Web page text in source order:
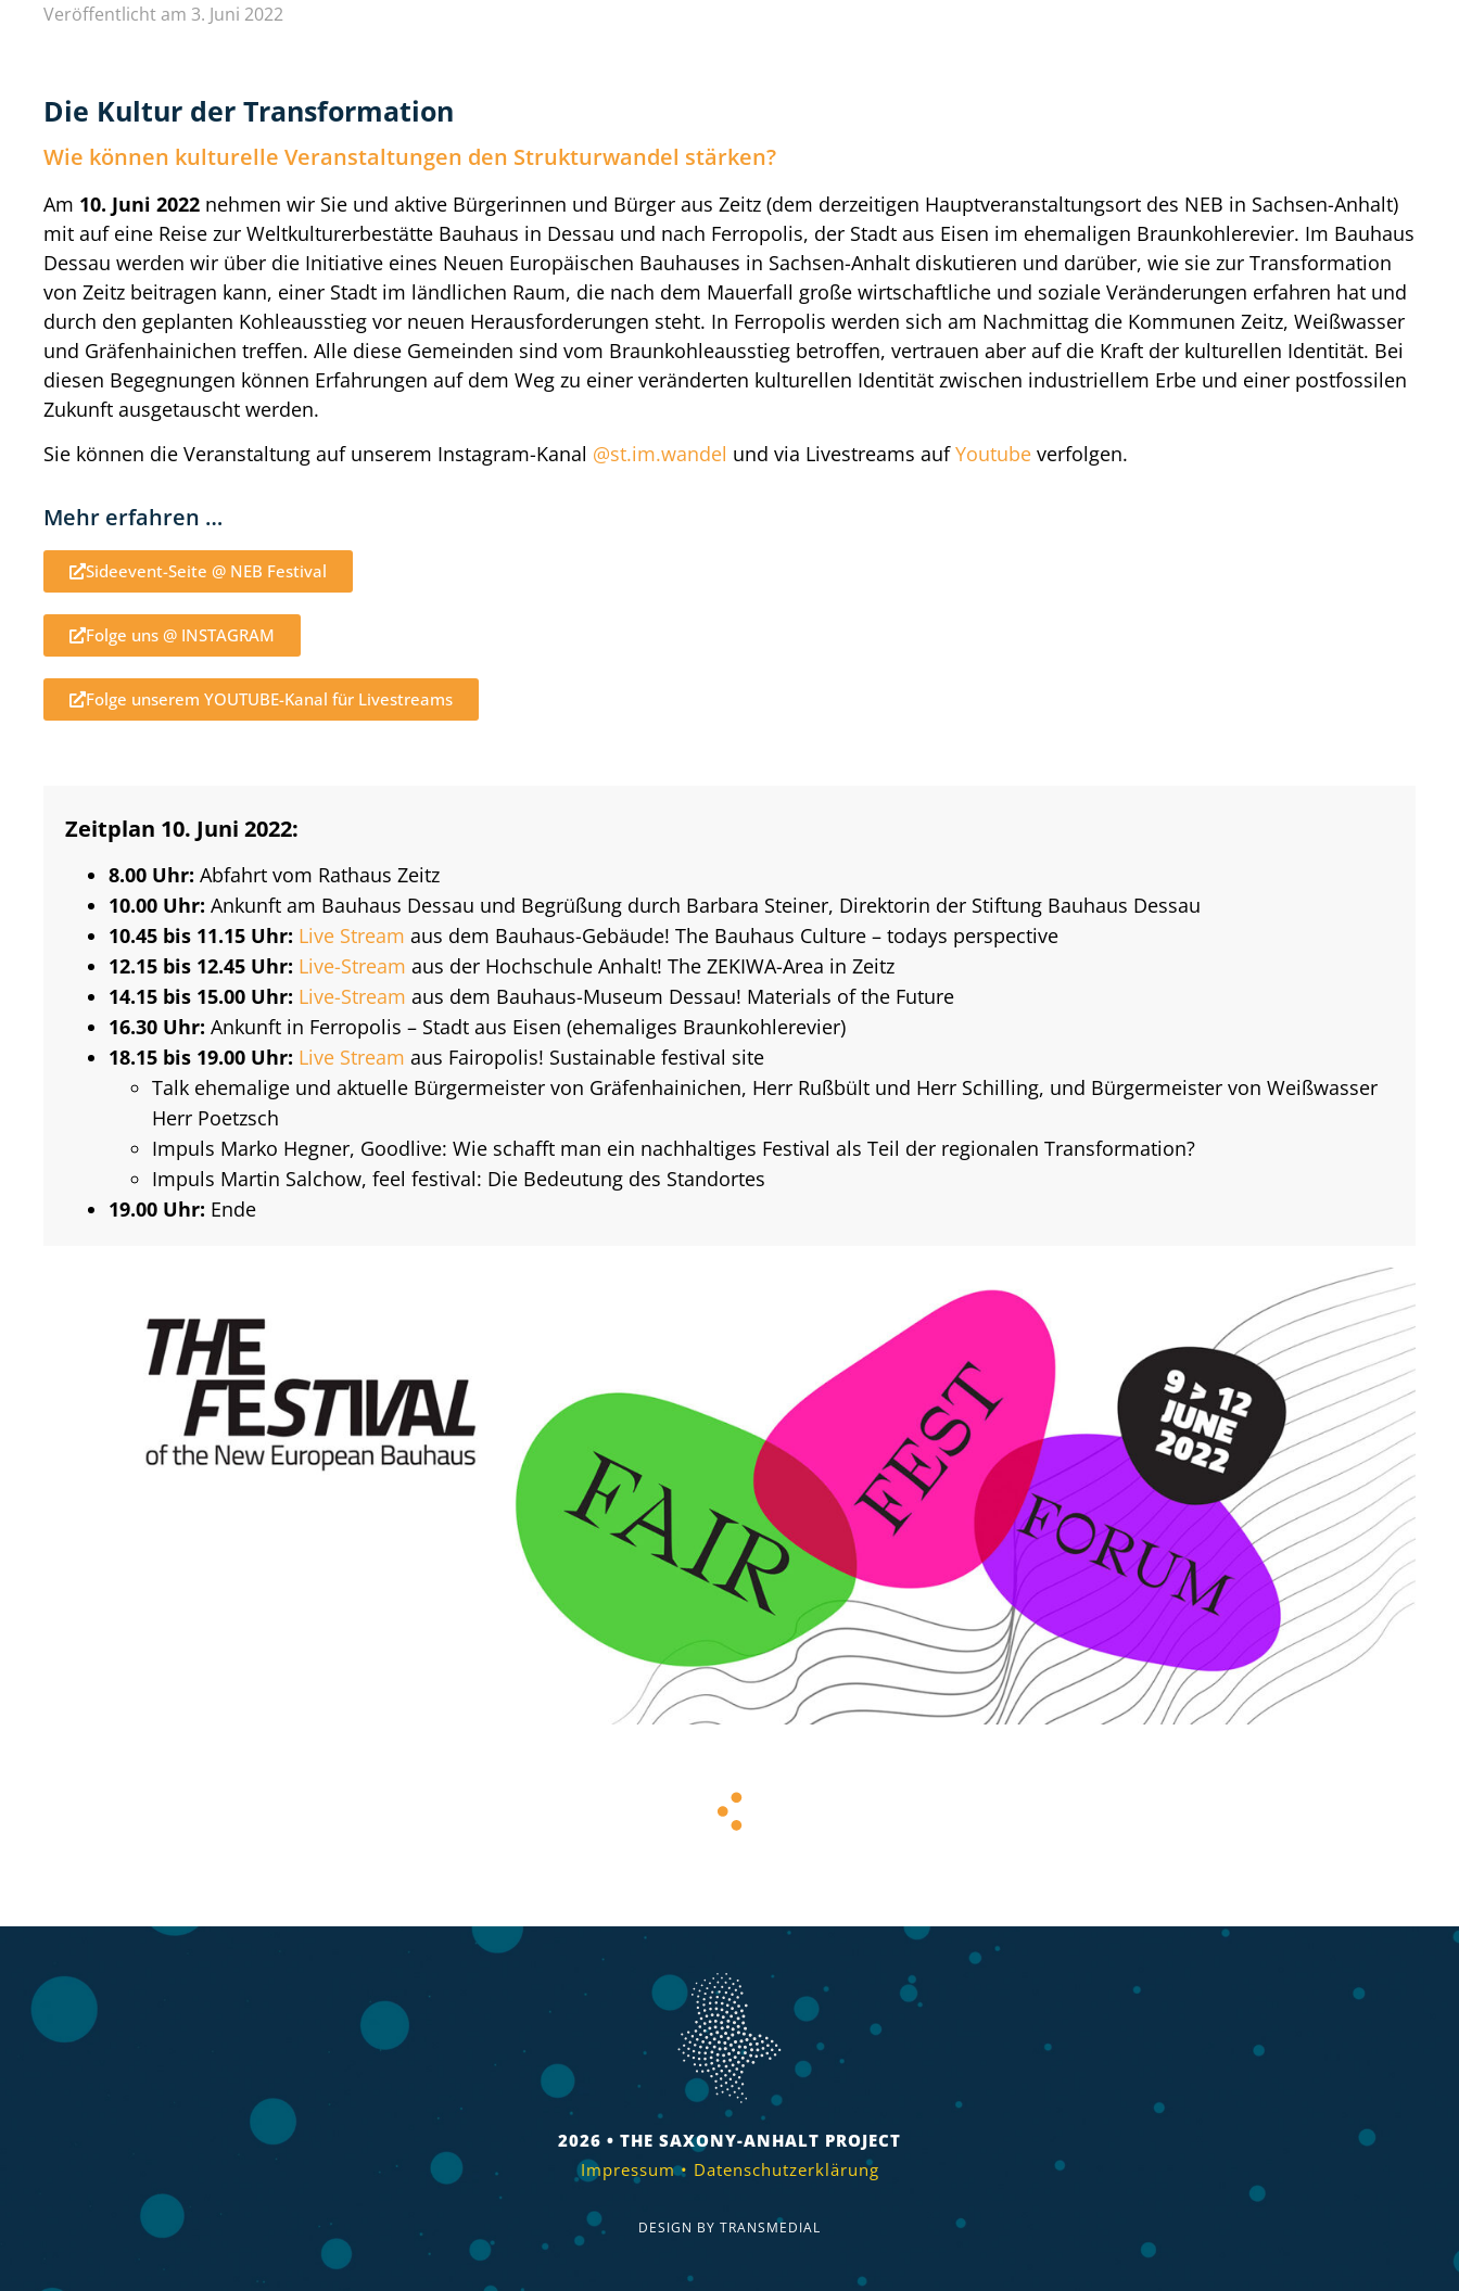
Veröffentlicht am 3. Juni 2022
Die Kultur der Transformation
Wie können kulturelle Veranstaltungen den Strukturwandel stärken?
Am 10. Juni 2022 nehmen wir Sie und aktive Bürgerinnen und Bürger aus Zeitz (dem derzeitigen Hauptveranstaltungsort des NEB in Sachsen-Anhalt)
mit auf eine Reise zur Weltkulturerbestätte Bauhaus in Dessau und nach Ferropolis, der Stadt aus Eisen im ehemaligen Braunkohlerevier. Im Bauhaus
Dessau werden wir über die Initiative eines Neuen Europäischen Bauhauses in Sachsen-Anhalt diskutieren und darüber, wie sie zur Transformation
von Zeitz beitragen kann, einer Stadt im ländlichen Raum, die nach dem Mauerfall große wirtschaftliche und soziale Veränderungen erfahren hat und
durch den geplanten Kohleausstieg vor neuen Herausforderungen steht. In Ferropolis werden sich am Nachmittag die Kommunen Zeitz, Weißwasser
und Gräfenhainichen treffen. Alle diese Gemeinden sind vom Braunkohleausstieg betroffen, vertrauen aber auf die Kraft der kulturellen Identität. Bei
diesen Begegnungen können Erfahrungen auf dem Weg zu einer veränderten kulturellen Identität zwischen industriellem Erbe und einer postfossilen
Zukunft ausgetauscht werden.
Sie können die Veranstaltung auf unserem Instagram-Kanal @st.im.wandel und via Livestreams aufYoutube verfolgen.
Mehr erfahren …
Sideevent-Seite @ NEB Festival
Folge uns @ INSTAGRAM
Folge unserem YOUTUBE-Kanal für Livestreams
Zeitplan 10. Juni 2022:
8.00 Uhr: Abfahrt vom Rathaus Zeitz
10.00 Uhr: Ankunft am Bauhaus Dessau und Begrüßung durch Barbara Steiner, Direktorin der Stiftung Bauhaus Dessau
10.45 bis 11.15 Uhr: Live Stream aus dem Bauhaus-Gebäude! The Bauhaus Culture – todays perspective
12.15 bis 12.45 Uhr: Live-Stream aus der Hochschule Anhalt! The ZEKIWA-Area in Zeitz
14.15 bis 15.00 Uhr: Live-Stream aus dem Bauhaus-Museum Dessau! Materials of the Future
16.30 Uhr: Ankunft in Ferropolis – Stadt aus Eisen (ehemaliges Braunkohlerevier)
18.15 bis 19.00 Uhr: Live Stream aus Fairopolis! Sustainable festival site
Talk ehemalige und aktuelle Bürgermeister von Gräfenhainichen, Herr Rußbült und Herr Schilling, und Bürgermeister von Weißwasser
Herr Poetzsch
Impuls Marko Hegner, Goodlive: Wie schafft man ein nachhaltiges Festival als Teil der regionalen Transformation?
Impuls Martin Salchow, feel festival: Die Bedeutung des Standortes
19.00 Uhr: Ende
2026 • THE SAXONY-ANHALT PROJECT
Impressum• Datenschutzerklärung
DESIGN BY TRANSMEDIAL